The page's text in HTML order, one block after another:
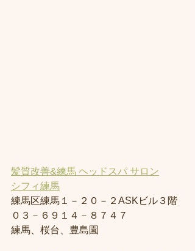
髪質改善&練馬 ヘッドスパ サロン
シフィ練馬
練馬区練馬１－２０－２ASKビル３階
０３－６９１４－８７４７
練馬、桜台、豊島園